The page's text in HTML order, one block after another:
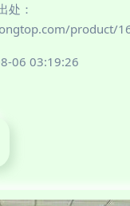
处：
product/
06 03:19:26